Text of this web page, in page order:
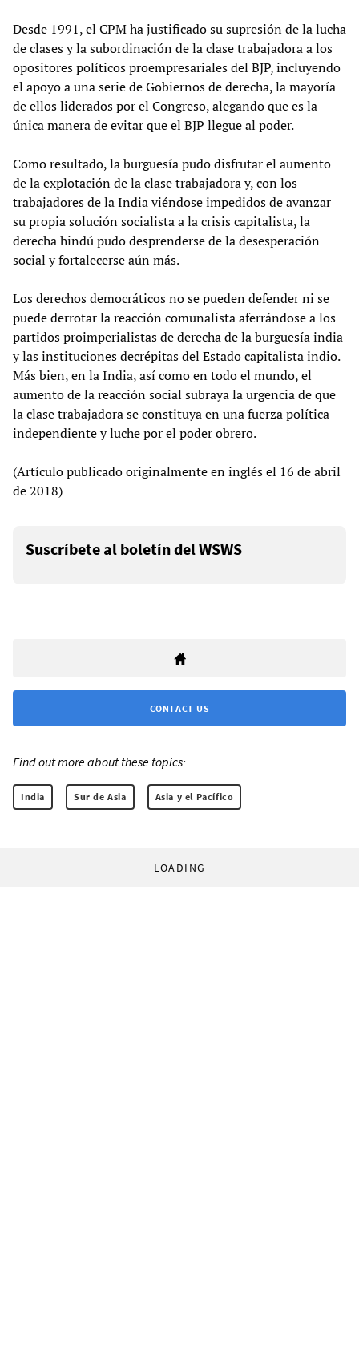
Desde 1991, el CPM ha justificado su supresión de la lucha
de clases y la subordinación de la clase trabajadora a los
opositores políticos proempresariales del BJP, incluyendo
el apoyo a una serie de Gobiernos de derecha, la mayoría
de ellos liderados por el Congreso, alegando que es la
única manera de evitar que el BJP llegue al poder.
Como resultado, la burguesía pudo disfrutar el aumento
de la explotación de la clase trabajadora y, con los
trabajadores de la India viéndose impedidos de avanzar
su propia solución socialista a la crisis capitalista, la
derecha hindú pudo desprenderse de la desesperación
social y fortalecerse aún más.
Los derechos democráticos no se pueden defender ni se
puede derrotar la reacción comunalista aferrándose a los
partidos proimperialistas de derecha de la burguesía india
y las instituciones decrépitas del Estado capitalista indio.
Más bien, en la India, así como en todo el mundo, el
aumento de la reacción social subraya la urgencia de que
la clase trabajadora se constituya en una fuerza política
independiente y luche por el poder obrero.
(Artículo publicado originalmente en inglés el 16 de abril
de 2018)
Suscríbete al boletín del WSWS
CONTACT US
Find out more about these topics:
India Sur de Asia Asia y el Pacífico
LOADING